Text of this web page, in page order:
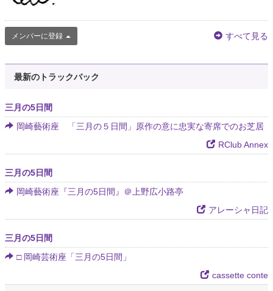
メンバーに登録 すべて見る
最新のトラックバック
三月の5日間
岡崎藝術座 「三月の５日間」原作の意に忠実な寄席でのお芝居
RClub Annex
三月の5日間
岡崎藝術座『三月の5日間』＠上野広小路亭
アレーシャ日記
三月の5日間
□ 岡崎芸術座「三月の5日間」
cassette conte